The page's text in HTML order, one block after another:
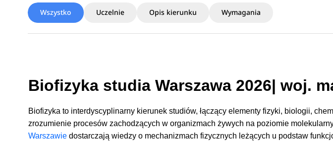
Wszystko Uczelnie Opis kierunku Wymagania
Biofizyka studia Warszawa 2026| woj.
Biofizyka to interdyscyplinarny kierunek studiów, łączący elementy fizyki, biologii,
zrozumienie procesów zachodzących w organizmach żywych na poziomie
Warszawie dostarczają wiedzy o mechanizmach fizycznych leżących u podstaw